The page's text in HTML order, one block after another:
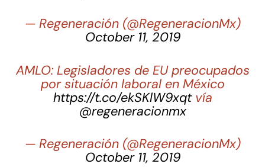
— Regeneración (@RegeneracionMx)
October 11, 2019
AMLO: Legisladores de EU preocupados
por situación laboral en México
https://t.co/ekSKlW9xqtvía
@regeneracionmx
— Regeneración (@RegeneracionMx)
October 11, 2019